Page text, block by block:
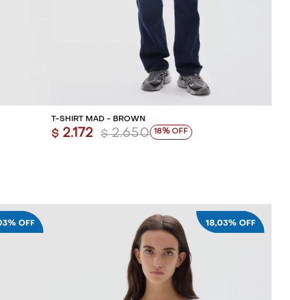
AGREGAR AL CARRITO
T-SHIRT MAD - BROWN
$ 2.172 $ 2.650 18